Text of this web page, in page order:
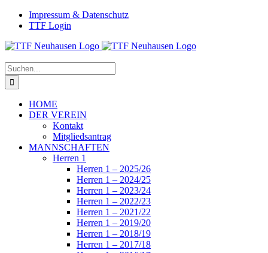
Zum
Inhalt
Facebook
InstagramImpressum & Datenschutz
TTF Login
Suche
nach:
HOME
DER VEREIN
Kontakt
Mitgliedsantrag
MANNSCHAFTEN
Herren 1
Herren 1 – 2025/26
Herren 1 – 2024/25
Herren 1 – 2023/24
Herren 1 – 2022/23
Herren 1 – 2021/22
Herren 1 – 2019/20
Herren 1 – 2018/19
Herren 1 – 2017/18